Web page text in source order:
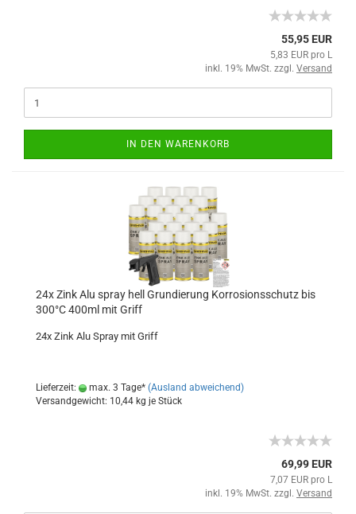
55,95 EUR
5,83 EUR pro L
inkl. 19% MwSt. zzgl. Versand
IN DEN WARENKORB
24x Zink Alu spray hell Grundierung Korrosionsschutz bis
300°C 400ml mit Griff
24x Zink Alu Spray mit Griff
Lieferzeit: max. 3 Tage* (Ausland abweichend)
Versandgewicht: 10,44 kg je Stück
69,99 EUR
7,07 EUR pro L
inkl. 19% MwSt. zzgl. Versand